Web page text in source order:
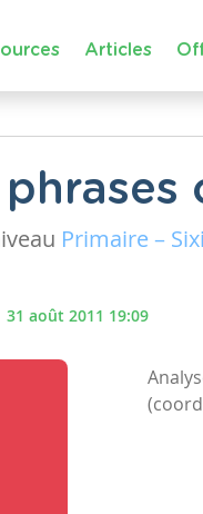
Articles
Primaire –
31 août 2011 19:09